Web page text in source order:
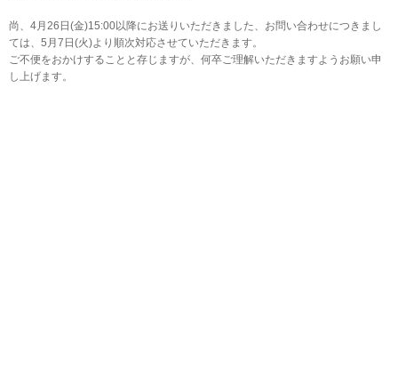
尚、4月26日(金)15:00以降にお送りいただきました、お問い合わせにつきまし
ては、5月7日(火)より順次対応させていただきます。
ご不便をおかけすることと存じますが、何卒ご理解いただきますようお願い申
し上げます。